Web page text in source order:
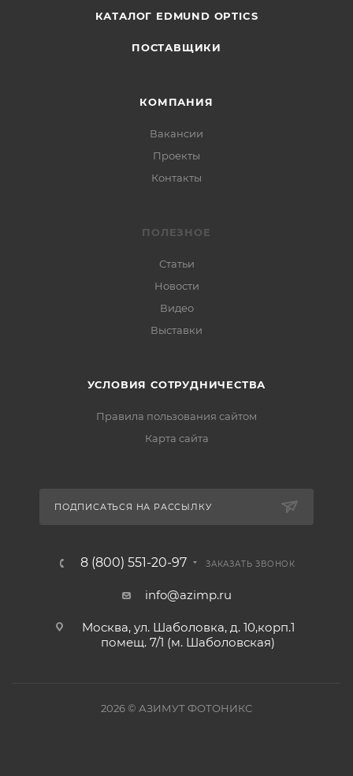
КАТАЛОГ EDMUND OPTICS
ПОСТАВЩИКИ
КОМПАНИЯ
Вакансии
Проекты
Контакты
ПОЛЕЗНОЕ
Статьи
Новости
Видео
Выставки
УСЛОВИЯ СОТРУДНИЧЕСТВА
Правила пользования сайтом
Карта сайта
ПОДПИСАТЬСЯ НА РАССЫЛКУ
8 (800) 551-20-97 ЗАКАЗАТЬ ЗВОНОК
info@azimp.ru
Москва, ул. Шаболовка, д. 10,корп.1
помещ. 7/1 (м. Шаболовская)
2026© АЗИМУТ ФОТОНИКС